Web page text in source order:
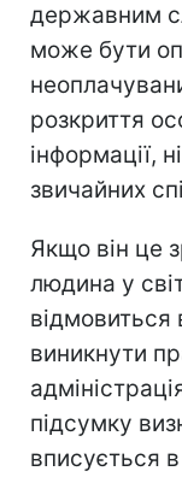
державним
може бути
розкриття
інформації,
звичайних
Якщо він це
людина у
виникнути
підсумку
вписується